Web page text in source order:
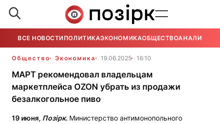
ВСЕ НОВОСТИ ПОЛИТИКАЭКОНОМИКАОБЩЕСТВОАНАЛИТИКА
Общество Экономика 19.06.2025 16:10
МАРТ рекомендовал владельцам
маркетплейса OZON убрать из продажи
безалкогольное пиво
19 июня, Позірк. Министерство антимонопольного